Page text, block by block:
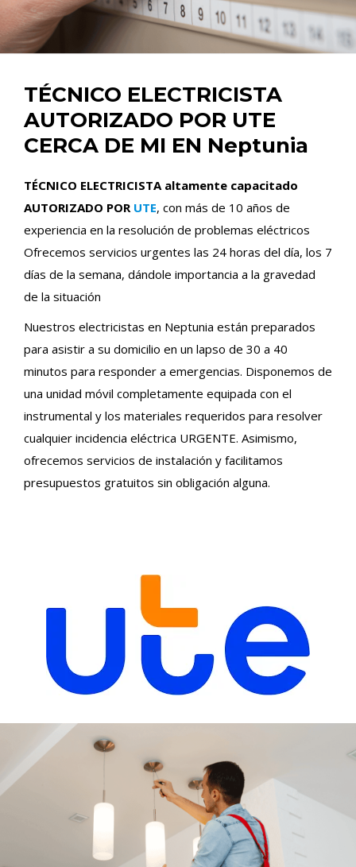
TÉCNICO ELECTRICISTA
AUTORIZADO POR UTE
CERCA DE MI EN Neptunia
TÉCNICO ELECTRICISTA altamente capacitado
AUTORIZADO POR UTE, con más de 10 años de
experiencia en la resolución de problemas eléctricos
Ofrecemos servicios urgentes las 24 horas del día, los 7
días de la semana, dándole importancia a la gravedad
de la situación
Nuestros electricistas en Neptunia están preparados
para asistir a su domicilio en un lapso de 30 a 40
minutos para responder a emergencias. Disponemos de
una unidad móvil completamente equipada con el
instrumental y los materiales requeridos para resolver
cualquier incidencia eléctrica URGENTE. Asimismo,
ofrecemos servicios de instalación y facilitamos
presupuestos gratuitos sin obligación alguna.